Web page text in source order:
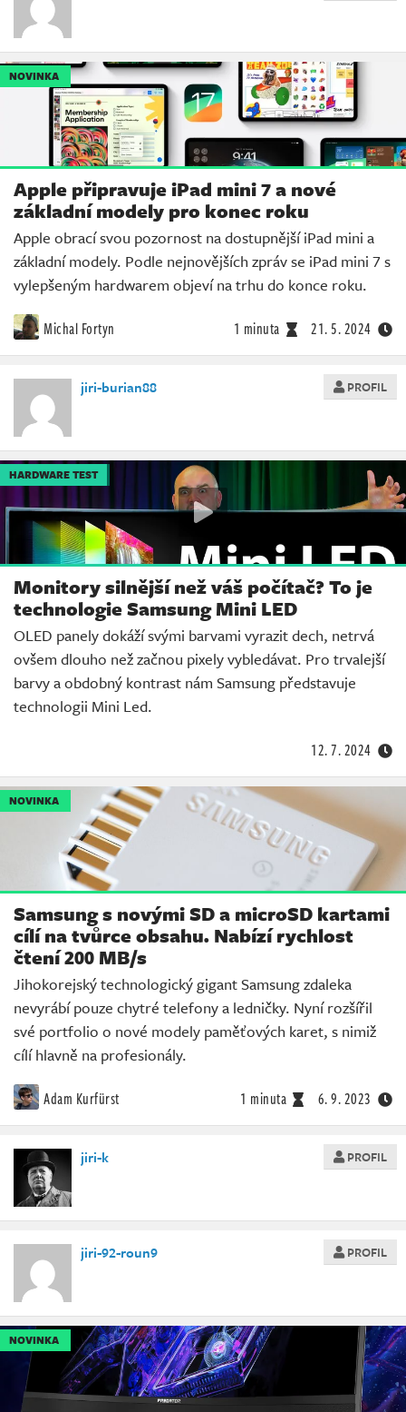
NOVINKA
Apple připravuje iPad mini 7 a nové
základní modely pro konec roku
Apple obrací svou pozornost na dostupnější iPad mini a
základní modely. Podle nejnovějších zpráv se iPad mini 7 s
vylepšeným hardwarem objeví na trhu do konce roku.
Michal Fortyn 1 minuta 21. 5. 2024
jiri-burian88 PROFIL
HARDWARE TEST
Monitory silnější než váš počítač? To je
technologie Samsung Mini LED
OLED panely dokáží svými barvami vyrazit dech, netrvá
ovšem dlouho než začnou pixely vybledávat. Pro trvalejší
barvy a obdobný kontrast nám Samsung představuje
technologii Mini Led.
12. 7. 2024
NOVINKA
Samsung s novými SD a microSD kartami
cílí na tvůrce obsahu. Nabízí rychlost
čtení 200 MB/s
Jihokorejský technologický gigant Samsung zdaleka
nevyrábí pouze chytré telefony a ledničky. Nyní rozšířil
své portfolio o nové modely paměťových karet, s nimiž
cílí hlavně na profesionály.
Adam Kurfürst 1 minuta 6. 9. 2023
jiri-k PROFIL
jiri-92-roun9 PROFIL
NOVINKA